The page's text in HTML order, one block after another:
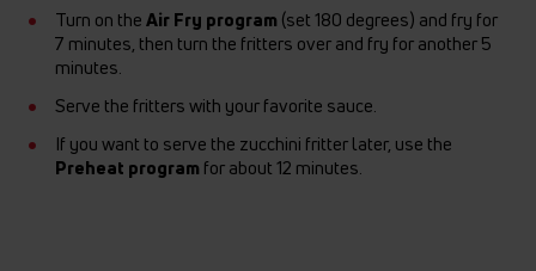
Turn on theAir Fry program (set 180 degrees) and fry for
7 minutes, then turn the fritters over and fry for another 5
minutes.
Serve the fritters with your favorite sauce.
If you want to serve the zucchini fritter later, use the
Preheat program for about 12 minutes.